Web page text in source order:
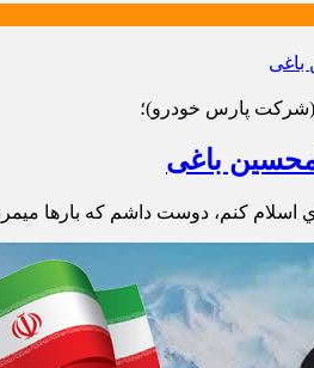
(شركت پارس خودرو)؛
باغی
اسلام کنم، دوست داشم که بارها